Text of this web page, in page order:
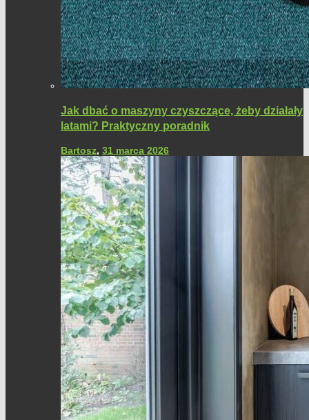
Jak dbać o maszyny czyszczące, żeby działały
latami? Praktyczny poradnik
Bartosz, 31 marca 2026